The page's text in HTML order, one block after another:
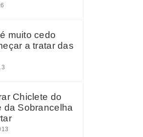
muito cedo
a tratar das
Chiclete do
da Sobrancelha